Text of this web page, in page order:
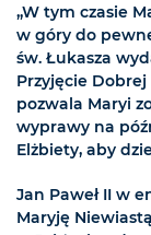
„W tym czasie
w góry do
św. Łukasza
Przyjęcie
pozwala Maryi
wyprawy na
Elżbiety, aby
Jan Paweł II w
Maryję